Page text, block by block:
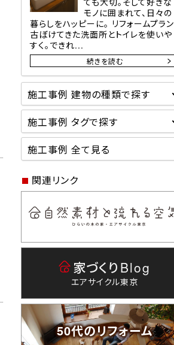
モノに囲まれて、日々の
暮らしをハッピーに。 リフォームプラン
古ぼけてきた洗面所とトイレを使いや
すく。できれ...
続きを読む
施工事例 建物の種類で探す
施工事例 タグで探す
施工事例 全て見る
関連リンク
家づくり Blog
エアサイクル東京
50代のリフォーム